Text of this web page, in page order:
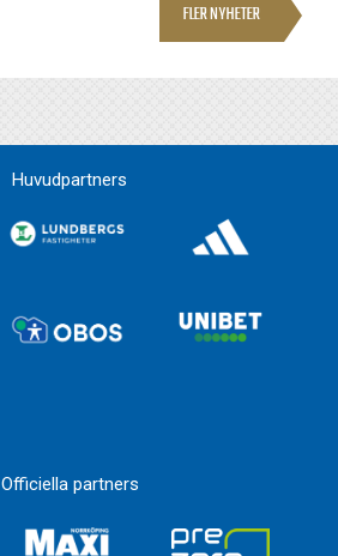
FLER NYHETER
Huvudpartners
Officiella partners